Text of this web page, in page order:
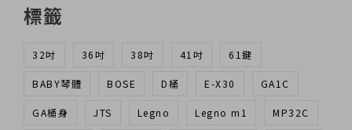
標籤
32吋 36吋 38吋 41吋 61鍵
BABY琴體 BOSE D桶 E-X30 GA1C
GA桶身 JTS Legno Legno m1 MP32C